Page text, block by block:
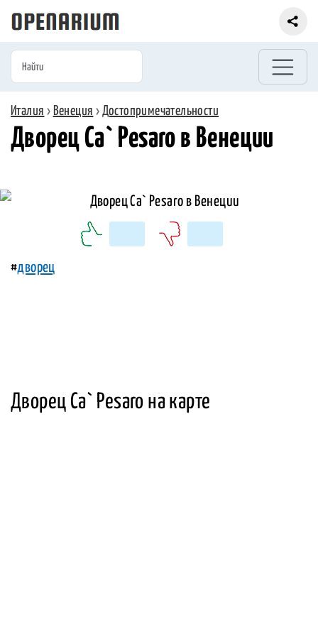
Италия › Венеция › Достопримечательности
Дворец Ca` Pesaro в Венеции
#дворец
Дворец Ca` Pesaro на карте